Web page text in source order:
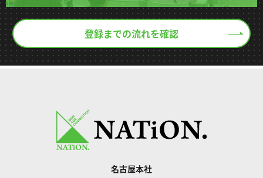
登録までの流れを確認
名古屋本社